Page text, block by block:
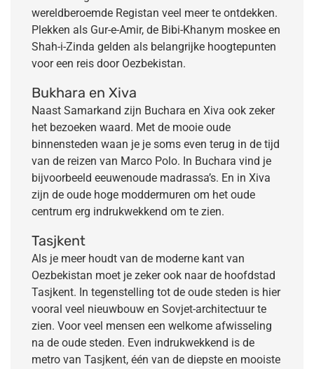
wereldberoemde Registan veel meer te ontdekken.
Plekken als Gur-e-Amir, de Bibi-Khanym moskee en
Shah-i-Zinda gelden als belangrijke hoogtepunten
voor een reis door Oezbekistan.
Bukhara en Xiva
Naast Samarkand zijn Buchara en Xiva ook zeker
het bezoeken waard. Met de mooie oude
binnensteden waan je je soms even terug in de tijd
van de reizen van Marco Polo. In Buchara vind je
bijvoorbeeld eeuwenoude madrassa’s. En in Xiva
zijn de oude hoge moddermuren om het oude
centrum erg indrukwekkend om te zien.
Tasjkent
Als je meer houdt van de moderne kant van
Oezbekistan moet je zeker ook naar de hoofdstad
Tasjkent. In tegenstelling tot de oude steden is hier
vooral veel nieuwbouw en Sovjet-architectuur te
zien. Voor veel mensen een welkome afwisseling
na de oude steden. Even indrukwekkend is de
metro van Tasjkent, één van de diepste en mooiste